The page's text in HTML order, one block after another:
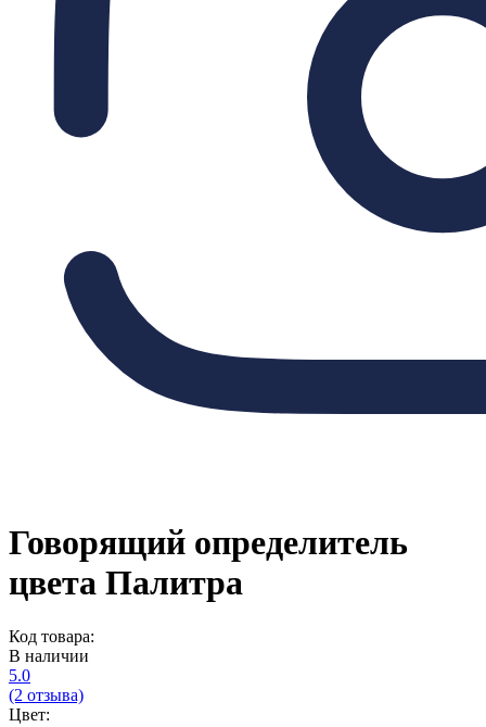
Говорящий определитель
цвета Палитра
Код товара:
В наличии
5.0
(2 отзыва)
Цвет: